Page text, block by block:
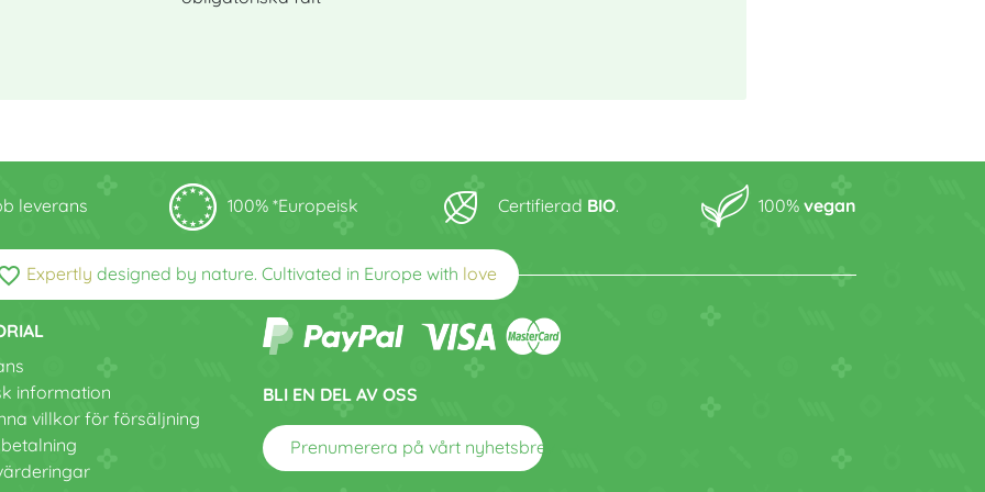
leverans 100% *Europeisk Certifierad BIO. 100% vegan
Expertly designed by nature. Cultivated in Europe with love
information
villkor för försäljning
BLI EN DEL AV OSS
Prenumerera på vårt nyhetsbrev